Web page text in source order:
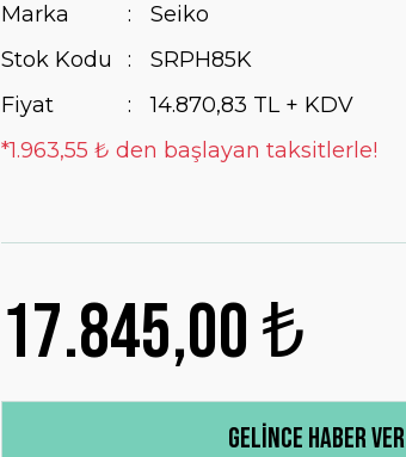
Marka
Seiko
Stok Kodu
SRPH85K
Fiyat
14.870,83 TL + KDV
*1.963,55 ₺ den başlayan taksitlerle!
17.845,00 ₺
Gelince Haber Ver